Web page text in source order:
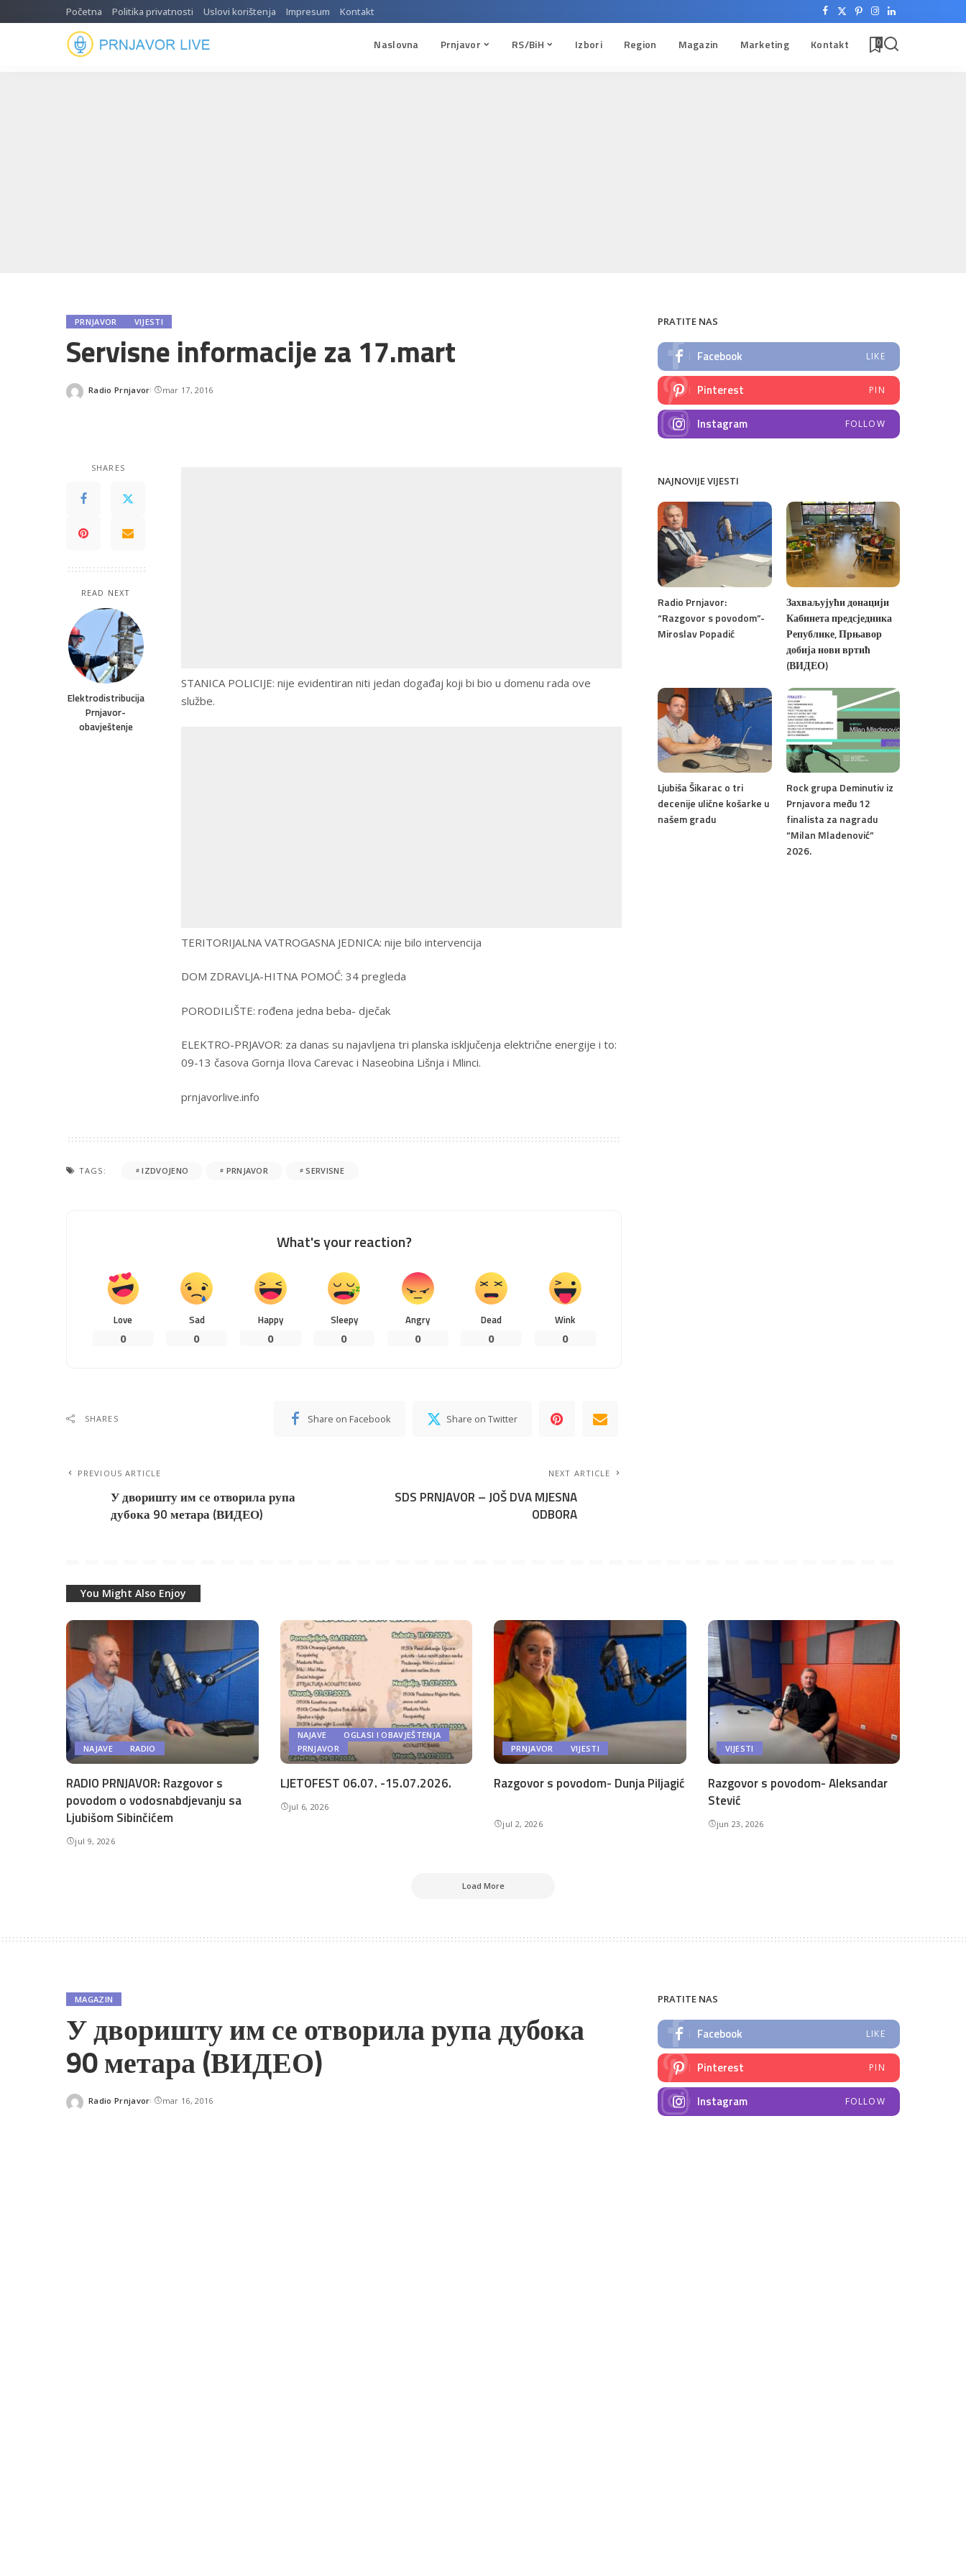
Početna Politika privatnosti Uslovi korištenja Impresum Kontakt
Naslovna Prnjavor RS/BiH Izbori Region Magazin Marketing Kontakt 0
PRNJAVOR VIJESTI
Servisne informacije za 17.mart
Posted
Radio Prnjavor mar 17, 2016
SHARES
READ NEXT
Elektrodistribucija
Prnjavor-
obavještenje
STANICA POLICIJE: nije evidentiran niti jedan događaj koji bi bio u domenu rada ove
službe.
TERITORIJALNA VATROGASNA JEDNICA: nije bilo intervencija
DOM ZDRAVLJA-HITNA POMOĆ: 34 pregleda
PORODILIŠTE: rođena jedna beba- dječak
ELEKTRO-PRJAVOR: za danas su najavljena tri planska isključenja električne energije i to:
09-13 časova Gornja Ilova Carevac i Naseobina Lišnja i Mlinci.
prnjavorlive.info
TAGS: IZDVOJENO PRNJAVOR SERVISNE
What's your reaction?
Love
0
Sad
0
Happy
0
Sleepy
0
Angry
0
Dead
0
Wink
0
SHARES Share on Facebook Share on Twitter
PREVIOUS ARTICLE
У дворишту им се отворила рупа
дубока 90 метара (ВИДЕО)
NEXT ARTICLE
SDS PRNJAVOR – JOŠ DVA MJESNA
ODBORA
PRATITE NAS
Facebook LIKE
Pinterest PIN
Instagram FOLLOW
NAJNOVIJE VIJESTI
Radio Prnjavor:
“Razgovor s povodom”-
Miroslav Popadić
Захваљујући донацији
Кабинета предсједника
Републике, Прњавор
добија нови вртић
(ВИДЕО)
Ljubiša Šikarac o tri
decenije ulične košarke u
našem gradu
Rock grupa Deminutiv iz
Prnjavora među 12
finalista za nagradu
“Milan Mladenović”
2026.
You Might Also Enjoy
NAJAVE RADIO
RADIO PRNJAVOR: Razgovor s
povodom o vodosnabdjevanju sa
Ljubišom Sibinčićem
jul 9, 2026
NAJAVE
OGLASI I OBAVJEŠTENJA
PRNJAVOR
LJETOFEST 06.07. -15.07.2026.
jul 6, 2026
PRNJAVOR VIJESTI
Razgovor s povodom- Dunja Piljagić
jul 2, 2026
VIJESTI
Razgovor s povodom- Aleksandar
Stević
jun 23, 2026
Load More
MAGAZIN
У дворишту им се отворила рупа дубока
90 метара (ВИДЕО)
Posted
Radio Prnjavor mar 16, 2016
PRATITE NAS
Facebook LIKE
Pinterest PIN
Instagram FOLLOW